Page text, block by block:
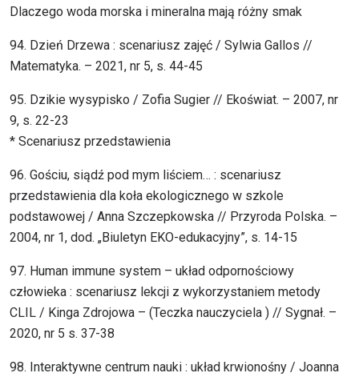
Dlaczego woda morska i mineralna mają różny smak
94. Dzień Drzewa : scenariusz zajęć / Sylwia Gallos //
Matematyka. – 2021, nr 5, s. 44-45
95. Dzikie wysypisko / Zofia Sugier // Ekoświat. – 2007, nr
9, s. 22-23
* Scenariusz przedstawienia
96. Gościu, siądź pod mym liściem… : scenariusz
przedstawienia dla koła ekologicznego w szkole
podstawowej / Anna Szczepkowska // Przyroda Polska. –
2004, nr 1, dod. „Biuletyn EKO-edukacyjny”, s. 14-15
97. Human immune system – układ odpornościowy
człowieka : scenariusz lekcji z wykorzystaniem metody
CLIL / Kinga Zdrojowa – (Teczka nauczyciela ) // Sygnał. –
2020, nr 5 s. 37-38
98. Interaktywne centrum nauki : układ krwionośny / Joanna